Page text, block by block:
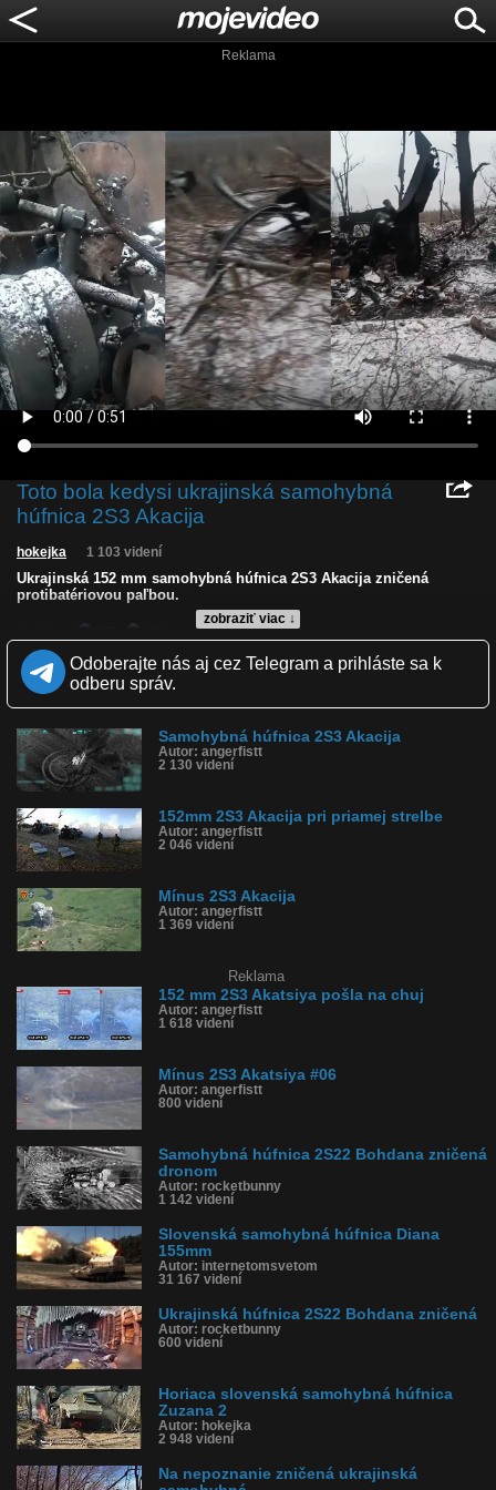
Reklama
Toto bola kedysi ukrajinská samohybná
húfnica 2S3 Akacija
zobraziť viac ↓
hokejka 1 103 videní
Ukrajinská 152 mm samohybná húfnica 2S3 Akacija zničená
protibatériovou paľbou.
Zverejnené: 8.12.2023 13:00
Krajina: Ukrajina 🇺🇦
Páči sa: 60% (5 hlasov)
Obľúbené: 0
Dľžka: 0:51
Kategória: šokujúce
Tagy: vojna na ukrajine, zničená ukrajinská húfnica, 2s3 akacija,
zničené delo
História sledovanosti videa:
Odoberajte nás aj cez Telegram a prihláste sa k
odberu správ.
Samohybná húfnica 2S3 Akacija
Autor: angerfistt
2 130 videní
152mm 2S3 Akacija pri priamej strelbe
Autor: angerfistt
2 046 videní
Mínus 2S3 Akacija
Autor: angerfistt
1 369 videní
Reklama
152 mm 2S3 Akatsiya pošla na chuj
Autor: angerfistt
1 618 videní
Mínus 2S3 Akatsiya #06
Autor: angerfistt
800 videní
Samohybná húfnica 2S22 Bohdana zničená
dronom
Autor: rocketbunny
1 142 videní
Slovenská samohybná húfnica Diana
155mm
Autor: internetomsvetom
31 167 videní
Ukrajinská húfnica 2S22 Bohdana zničená
Autor: rocketbunny
600 videní
Horiaca slovenská samohybná húfnica
Zuzana 2
Autor: hokejka
2 948 videní
Na nepoznanie zničená ukrajinská